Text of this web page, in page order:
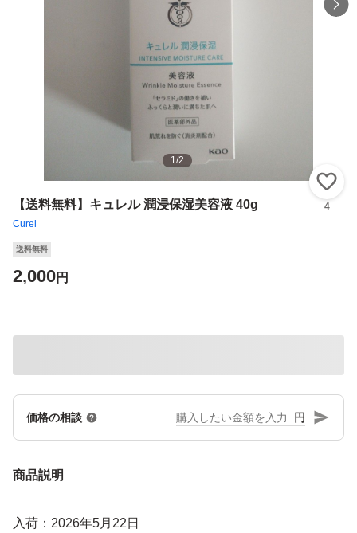
1/2
【送料無料】キュレル 潤浸保湿美容液 40g
Curel
4
送料無料
2,000円
価格の相談 円
商品説明
入荷：2026年5月22日